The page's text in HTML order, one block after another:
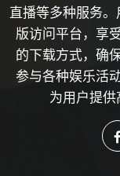
直播等多种服务。
版访问平台，享
的下载方式，确
参与各种娱乐活
为用户提供